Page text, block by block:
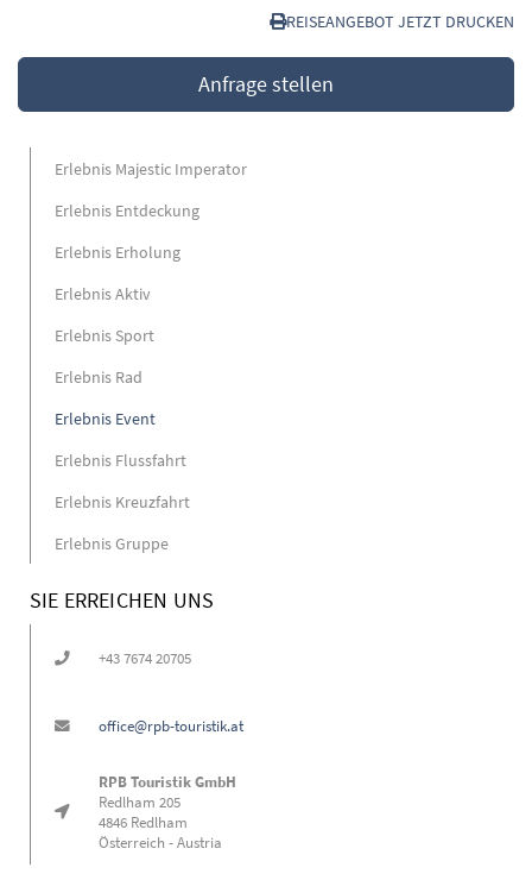
REISEANGEBOT JETZT DRUCKEN
Anfrage stellen
Erlebnis Majestic Imperator
Erlebnis Entdeckung
Erlebnis Erholung
Erlebnis Aktiv
Erlebnis Sport
Erlebnis Rad
Erlebnis Event
Erlebnis Flussfahrt
Erlebnis Kreuzfahrt
Erlebnis Gruppe
SIE ERREICHEN UNS
+43 7674 20705
office@rpb-touristik.at
RPB Touristik GmbH
Redlham 205
4846 Redlham
Österreich - Austria